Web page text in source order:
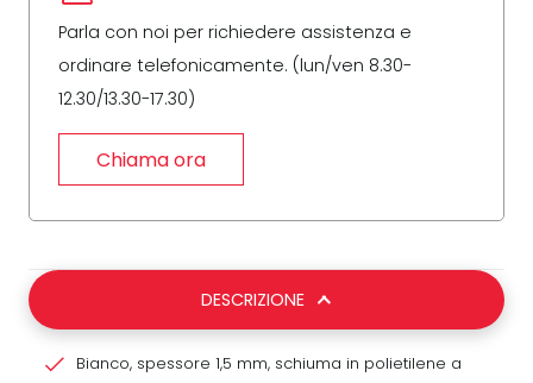
Parla con noi per richiedere assistenza e
ordinare telefonicamente. (lun/ven 8.30-
12.30/13.30-17.30)
Chiama ora
DESCRIZIONE
Bianco, spessore 1,5 mm, schiuma in polietilene a